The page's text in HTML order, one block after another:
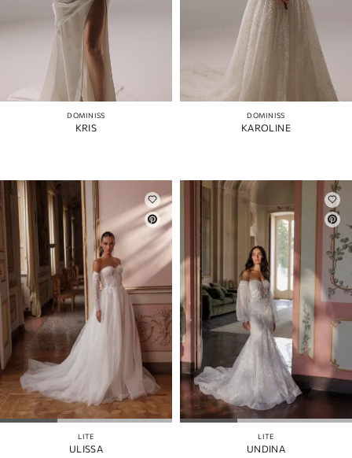
DOMINISS
KRIS
DOMINISS
KAROLINE
LITE
ULISSA
LITE
UNDINA